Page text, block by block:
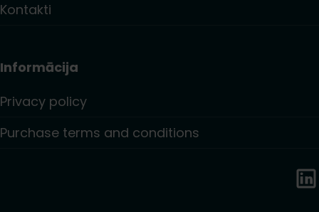
Kontakti
Informācija
Privacy policy
Purchase terms and conditions